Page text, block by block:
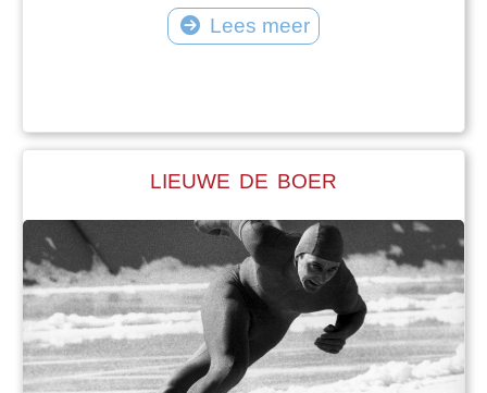
kettingen, medailles en andere
onderscheidingen, trok hij zingend van dorp
wist hij altijd de aandacht naar zich toe te
Lees meer
LIEUWE DE BOER